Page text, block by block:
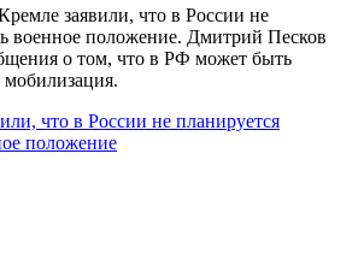
заявили, что в России не
военное положение. Дмитрий Песков
о том, что в РФ может быть
мобилизация.
что в России не планируется
положение